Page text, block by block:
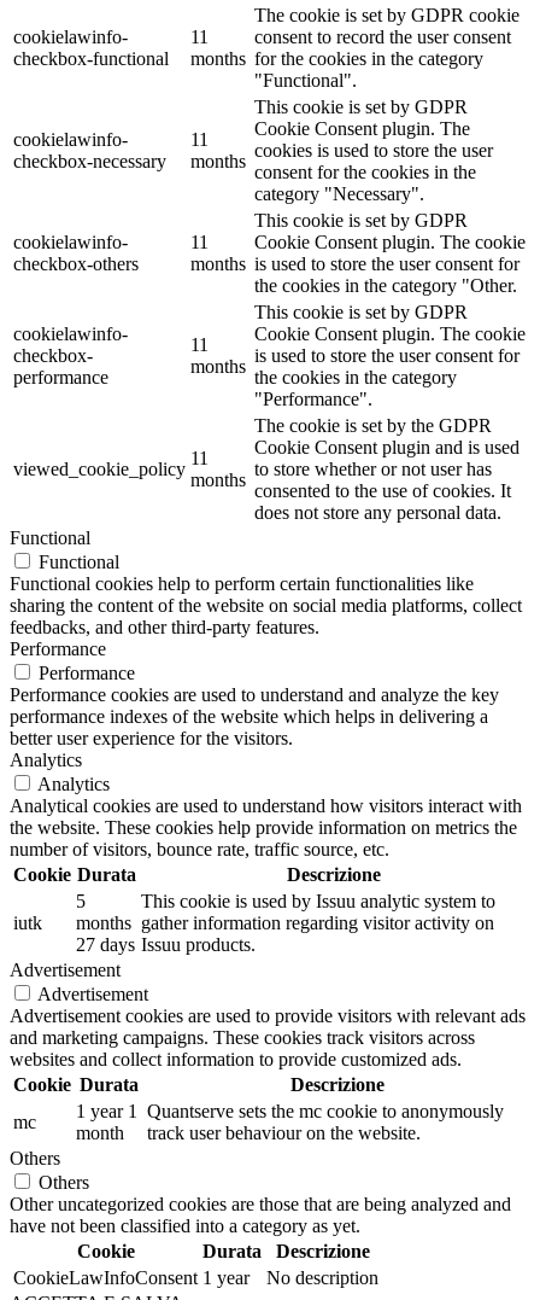
cookielawinfo-
checkbox-functional
11
months
The cookie is set by GDPR cookie
consent to record the user consent
for the cookies in the category
"Functional".
cookielawinfo-
checkbox-necessary
11
months
This cookie is set by GDPR
Cookie Consent plugin. The
cookies is used to store the user
consent for the cookies in the
category "Necessary".
cookielawinfo-
checkbox-others
11
months
This cookie is set by GDPR
Cookie Consent plugin. The cookie
is used to store the user consent for
the cookies in the category "Other.
cookielawinfo-
checkbox-
performance
11
months
This cookie is set by GDPR
Cookie Consent plugin. The cookie
is used to store the user consent for
the cookies in the category
"Performance".
viewed_cookie_policy
11
months
The cookie is set by the GDPR
Cookie Consent plugin and is used
to store whether or not user has
consented to the use of cookies. It
does not store any personal data.
Functional
Functional
Functional cookies help to perform certain functionalities like
sharing the content of the website on social media platforms, collect
feedbacks, and other third-party features.
Performance
Performance
Performance cookies are used to understand and analyze the key
performance indexes of the website which helps in delivering a
better user experience for the visitors.
Analytics
Analytics
Analytical cookies are used to understand how visitors interact with
the website. These cookies help provide information on metrics the
number of visitors, bounce rate, traffic source, etc.
Cookie Durata Descrizione
iutk
5
months
27 days
This cookie is used by Issuu analytic system to
gather information regarding visitor activity on
Issuu products.
Advertisement
Advertisement
Advertisement cookies are used to provide visitors with relevant ads
and marketing campaigns. These cookies track visitors across
websites and collect information to provide customized ads.
Cookie Durata
Descrizione
mc
1 year 1
month
Quantserve sets the mc cookie to anonymously
track user behaviour on the website.
Others
Others
Other uncategorized cookies are those that are being analyzed and
have not been classified into a category as yet.
Cookie
Durata
Descrizione
CookieLawInfoConsent 1 year
No description